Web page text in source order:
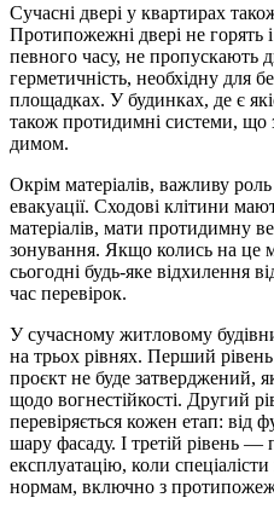
Сучасні двері у квартирах
Протипожежні двері не горять
певного часу, не пропускають
герметичність, необхідну для
площадках. У будинках, де є
також протидимні системи, що
димом.
Окрім матеріалів, важливу
евакуації. Сходові клітини
матеріалів, мати протидимну
зонування. Якщо колись на це
сьогодні будь-яке відхилення
час перевірок.
У сучасному житловому
на трьох рівнях. Перший
проєкт не буде затверджений,
щодо вогнестійкості. Другий
перевіряється кожен етап: від
шару фасаду. І третій рівень
експлуатацію, коли
нормам, включно з